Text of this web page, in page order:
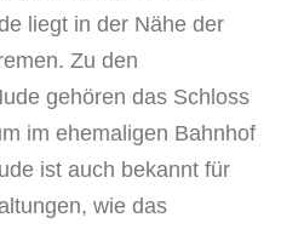
liegt in der Nähe der
Zu den
gehören das Schloss
im ehemaligen Bahnhof
ist auch bekannt für
wie das